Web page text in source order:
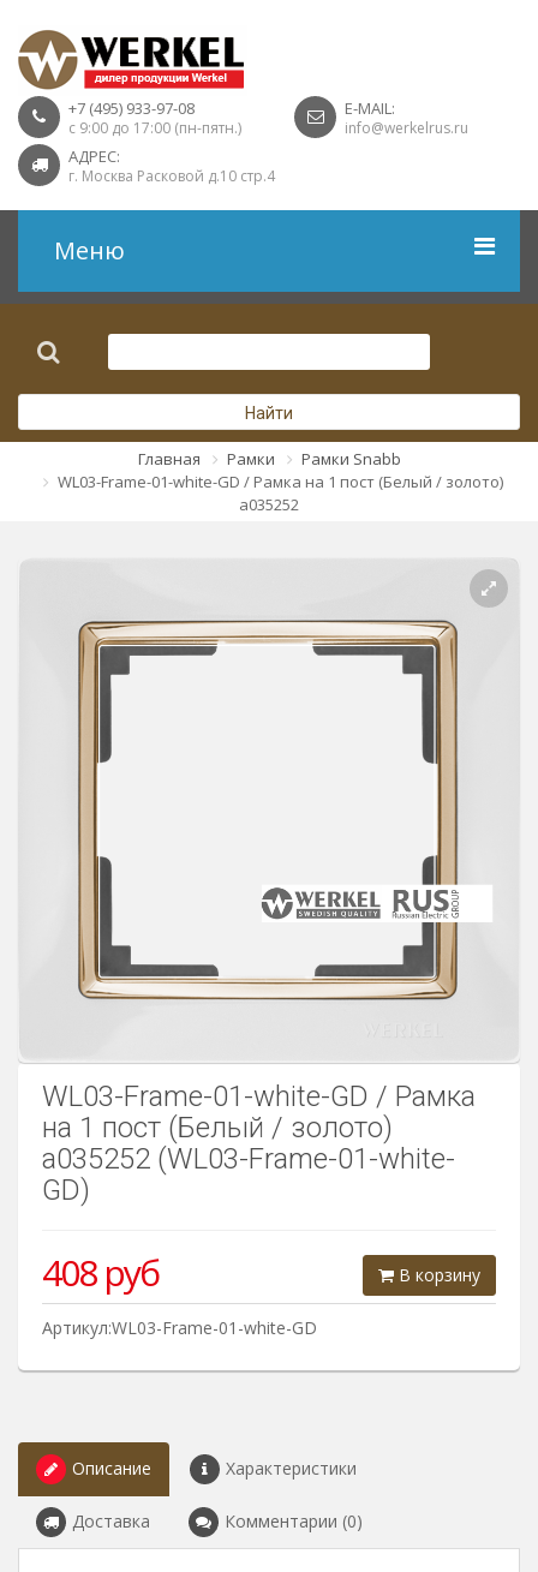
+7 (495) 933-97-08
с 9:00 до 17:00 (пн-пятн.)
E-MAIL:
info@werkelrus.ru
АДРЕС:
г. Москва Расковой д.10 стр.4
Меню
Розетки USB
Розетки ТВ
Светорегуляторы
Найти
Главная Рамки
Рамки Snabb
WL03-Frame-01-white-GD / Рамка на 1 пост (Белый / золото)
a035252
WL03-Frame-01-white-GD / Рамка
на 1 пост (Белый / золото)
a035252 (WL03-Frame-01-white-
GD)
В корзину
408руб
Артикул:WL03-Frame-01-white-GD
Описание Характеристики
Доставка Комментарии (0)